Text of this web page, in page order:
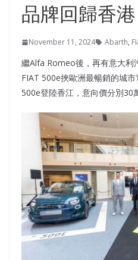
品牌回歸香港
November 11, 2024 Abarth,
繼Alfa Romeo後，再有意大利
FIAT 500e挾歐洲最暢銷的城
500e登陸香江，意向價分別30